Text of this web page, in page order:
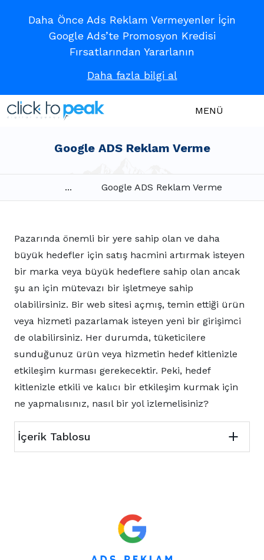
Daha Önce Ads Reklam Vermeyenler İçin
Google Ads’te Promosyon Kredisi
Fırsatlarından Yararlanın
Daha fazla bilgi al
MENÜ
Google ADS Reklam Verme
... Google ADS Reklam Verme
Pazarında önemli bir yere sahip olan ve daha
büyük hedefler için satış hacmini artırmak isteyen
bir marka veya büyük hedeflere sahip olan ancak
şu an için mütevazı bir işletmeye sahip
olabilirsiniz. Bir web sitesi açmış, temin ettiği ürün
veya hizmeti pazarlamak isteyen yeni bir girişimci
de olabilirsiniz. Her durumda, tüketicilere
sunduğunuz ürün veya hizmetin hedef kitlenizle
etkileşim kurması gerekecektir. Peki, hedef
kitlenizle etkili ve kalıcı bir etkileşim kurmak için
ne yapmalısınız, nasıl bir yol izlemelisiniz?
İçerik Tablosu